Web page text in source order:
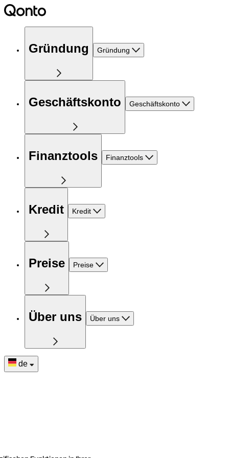
Gründung Gründung
Geschäftskonto Geschäftskonto
Finanztools Finanztools
Kredit Kredit
Preise Preise
Über uns Über uns
de